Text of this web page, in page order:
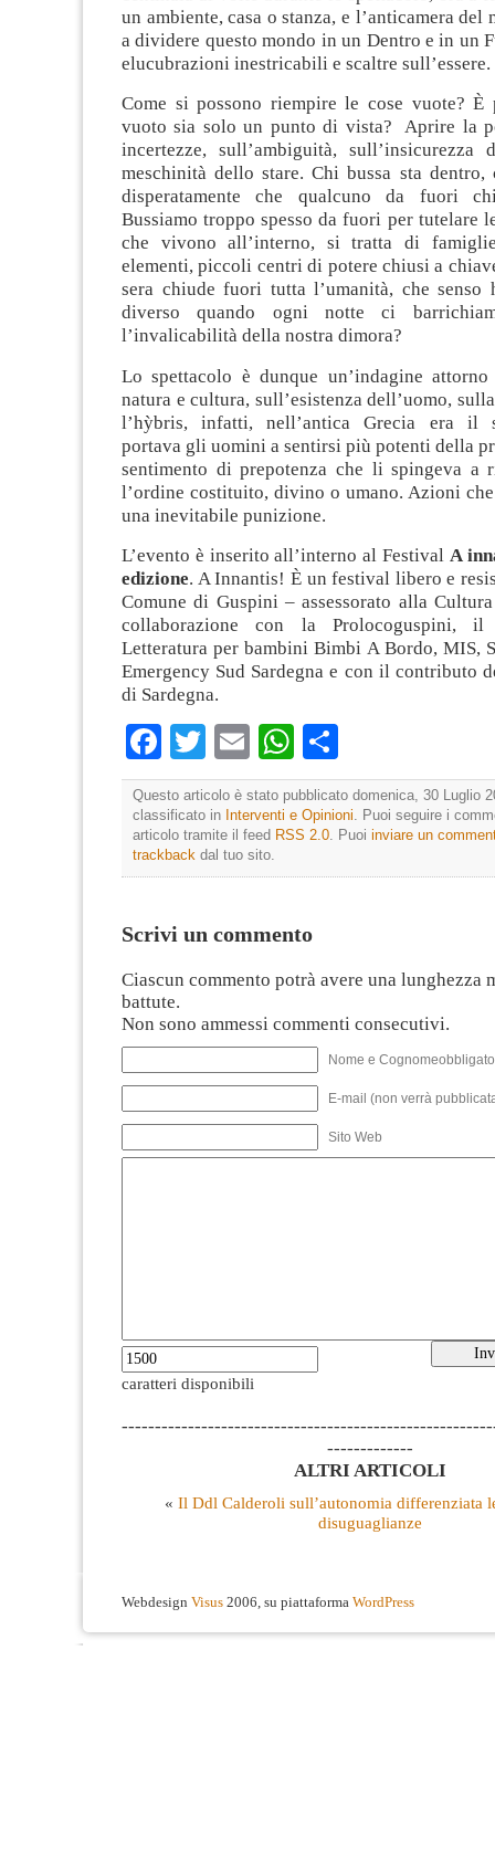
un ambiente, casa o stanza, e l’anticamera del
a dividere questo mondo in un Dentro e in un
elucubrazioni inestricabili e scaltre sull’essere.
Come si possono riempire le cose vuote?
vuoto sia solo un punto di vista? Aprire la
incertezze, sull’ambiguità, sull’insicurezza
meschinità dello stare. Chi bussa sta dentro,
disperatamente che qualcuno da fuori
Bussiamo troppo spesso da fuori per tutelare
che vivono all’interno, si tratta di
elementi, piccoli centri di potere chiusi a
sera chiude fuori tutta l’umanità, che senso
diverso quando ogni notte ci
l’invalicabilità della nostra dimora?
Lo spettacolo è dunque un’indagine
natura e cultura, sull’esistenza dell’uomo,
l’hỳbris, infatti, nell’antica Grecia era il
portava gli uomini a sentirsi più potenti della
sentimento di prepotenza che li spingeva a
l’ordine costituito, divino o umano. Azioni
una inevitabile punizione.
L’evento è inserito all’interno al Festival A
edizione. A Innantis! È un festival libero e
Comune di Guspini – assessorato alla
collaborazione con la Prolocoguspini, il
Letteratura per bambini Bimbi A Bordo, MIS,
Emergency Sud Sardegna e con il contributo
di Sardegna.
Facebook
TwitterEmailWhatsApp
Questo articolo è stato pubblicato domenica, 30 Luglio
classificato in Interventi e Opinioni. Puoi seguire i
articolo tramite il feed RSS 2.0. Puoi inviare un
trackback dal tuo sito.
Scrivi un commento
Ciascun commento potrà avere una lunghezza
battute.
Non sono ammessi commenti consecutivi.
Nome e
E-mail (non verrà
Sito Web
caratteri disponibili
-------------
ALTRI ARTICOLI
« Il Ddl Calderoli sull’autonomia differenziata
disuguaglianze
Webdesign Visus 2006, su piattaforma WordPress